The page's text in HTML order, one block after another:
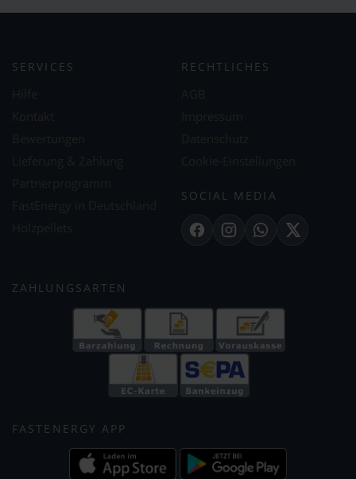
SERVICES RECHTLICHES
SOCIAL MEDIA
FacebookInstagramWhatsApp
X
ZAHLUNGSARTEN
FASTENERGY APP